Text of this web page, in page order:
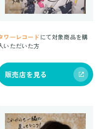
ワーレコード にて対象商品を購
いただいた方
販売店を見る